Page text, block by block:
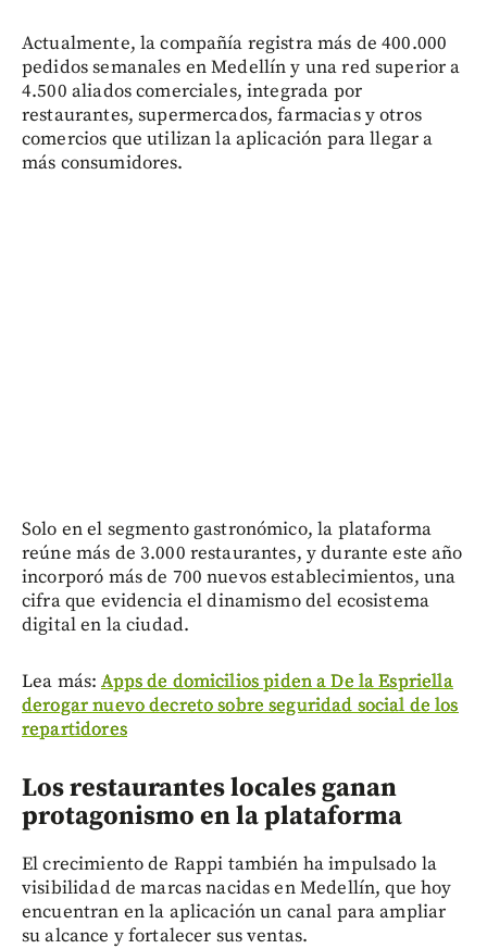
Actualmente, la compañía registra más de 400.000
pedidos semanales en Medellín y una red superior a
4.500 aliados comerciales, integrada por
restaurantes, supermercados, farmacias y otros
comercios que utilizan la aplicación para llegar a
más consumidores.
Solo en el segmento gastronómico, la plataforma
reúne más de 3.000 restaurantes, y durante este año
incorporó más de 700 nuevos establecimientos, una
cifra que evidencia el dinamismo del ecosistema
digital en la ciudad.
Lea más:Apps de domicilios piden a De la Espriella
derogar nuevo decreto sobre seguridad social de los
repartidores
Los restaurantes locales ganan
protagonismo en la plataforma
El crecimiento de Rappi también ha impulsado la
visibilidad de marcas nacidas en Medellín, que hoy
encuentran en la aplicación un canal para ampliar
su alcance y fortalecer sus ventas.